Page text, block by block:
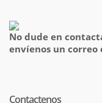
No dude en
envíenos un correo
Contactenos